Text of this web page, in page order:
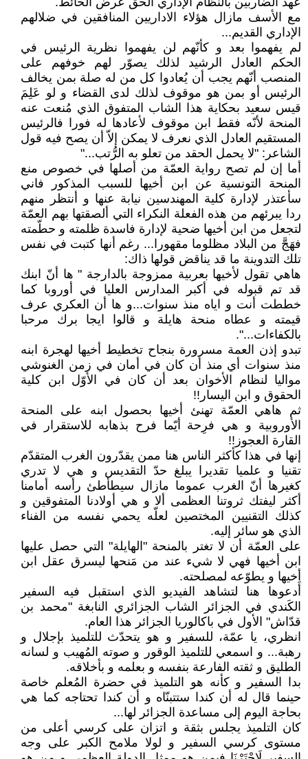
مع الأسف مازال هؤلاء الاداريين المنافقين في ضلالهم
الإداري القديم...
لم يفهموا بعد و كأنّهم لن يفهموا نظرية الرئيس في
الحكم العادل الرشيد لذلك يصوّر لهم خوفهم على
المنصب أنّهم يجب أن يُعادوا كل من له صلة بمن يخالف
الرئيس أو بمن هو موقوف لذلك لدى القضاء و لو عَلِمَ
قيس سعيد بحكاية هذا الشاب المتفوق الذي مُنعت عنه
المنحة لأنّه فقط ابن موقوف لأعادها له فورا فالرئيس
المستقيم العادل الذي نعرف لا يمكن إلاّ أن يصح فيه قول
الشاعر: ʺلا يحمل الحقد من تعلو به الرُّتب...ʺ
أما إن لم تصح رواية العمّة من أصلها في خصوص منع
المنحة التونسية عن ابن أخيها للسبب المذكور فاني
سأعتذر لإدارة كلية المهندسين نيابة عنها و أنتظر منهم
ردا يبرئهم من هذه الفعلة النكراء التي ألصقتها بهم العمّة
لتجعل من ابن أخيها ضحية لإدارة فاسدة ظلمته و حطّمته
فهَجَّ من البلاد مظلوما مقهورا... رغم أنها كتبت في نفس
تلك التدوينة ما قد يناقض قولها ذاك:
هاهي تقول لأخيها بعربية ممزوجة بالدارجة ʺ ها أنّ ابنك
قد تم قبوله في أكبر المدارس العليا في أوروبا كما
خططت أنت و اياه منذ سنوات...و ها أن العكري عرف
قيمته و عطاه منحة هايلة و قالوا ايجا برك مرحبا
بالكفاءات...ʺ.
تبدو إذن العمة مسرورة بنجاح تخطيط أخيها لهجرة ابنه
منذ سنوات أي منذ أن كان في أمان في زمن الغنوشي
مواليا لنظام الأخوان بعد أن كان في الأوّل ابن كلية
الحقوق و ابن اليسار!!
ثم هاهي العمّة تهنئ أخيها بحصول ابنه على المنحة
الأوروبية و هي فرِحة أيّما فرح بذهابه للاستقرار في
القارة العجوز!!
إنها في هذا كأكثر الناس هنا ممن يقدّرون الغرب المتقدّم
تقنيا و علميا تقديرا يبلغ حدّ التقديس و هي لا تدري
كغيرها أنّ الغرب عموما مازال سيطأطئ رأسه أمامنا
أكثر ليفتك ثروتنا العظمى ألا و هي أولادنا المتفوقين و
كذلك التقنيين المختصين لعلّه يحمي نفسه من الفناء
الذي هو سائر إليه.
على العمّة أن لا تغتر بالمنحة ʺالهايلةʺ التي حصل عليها
ابن أخيها فهي لا شيء عند من مَنحها ليسرق عقل ابن
أخيها و يطوّعه لمصلحته.
أَدعوها هنا لتشاهد الفيديو الذي استقبل فيه السفير
الكَندي في الجزائر الشاب الجزائري النابغة ʺمحمد بن
قدّاشʺ الأول في باكالوريا الجزائر هذا العام.
انظري، يا عمّة، للسفير و هو يتحدّث للتلميذ بإجلال و
رهبة... و اسمعي للتلميذ الوقور و صوته المُهيب و لسانه
الطليق و ثقته الفارعة بنفسه و بعلمه و بأخلاقه.
بدا السفير و كأنه هو التلميذ في حضرة المُعلم خاصة
حينما قال له أن كندا ستتبنّاه و أن كندا تحتاجه كما هي
بحاجة اليوم إلى مساعدة الجزائر لها...
كان التلميذ يجلس بثقة و اتزان على كرسي أعلى من
مستوى كرسي السفير و لولا ملامح الكبر على وجه